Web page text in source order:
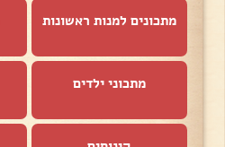
מתכונים למנות ראשונות
מתכוני ילדים